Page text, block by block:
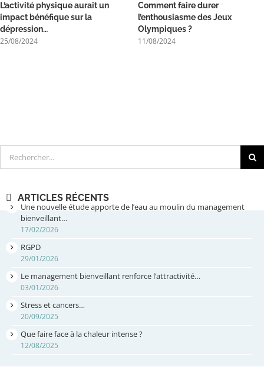
L’activité physique aurait un
impact bénéfique sur la
dépression…
25/08/2024
Comment faire durer
l’enthousiasme des Jeux
Olympiques ?
11/08/2024
Rechercher
ARTICLES RÉCENTS
Une nouvelle étude apporte de l’eau au moulin du management
bienveillant…
17/02/2026
RGPD
29/01/2026
Le management bienveillant renforce l’attractivité…
03/01/2026
Stress et cancers…
20/09/2025
Que faire face à la chaleur intense ?
12/08/2025